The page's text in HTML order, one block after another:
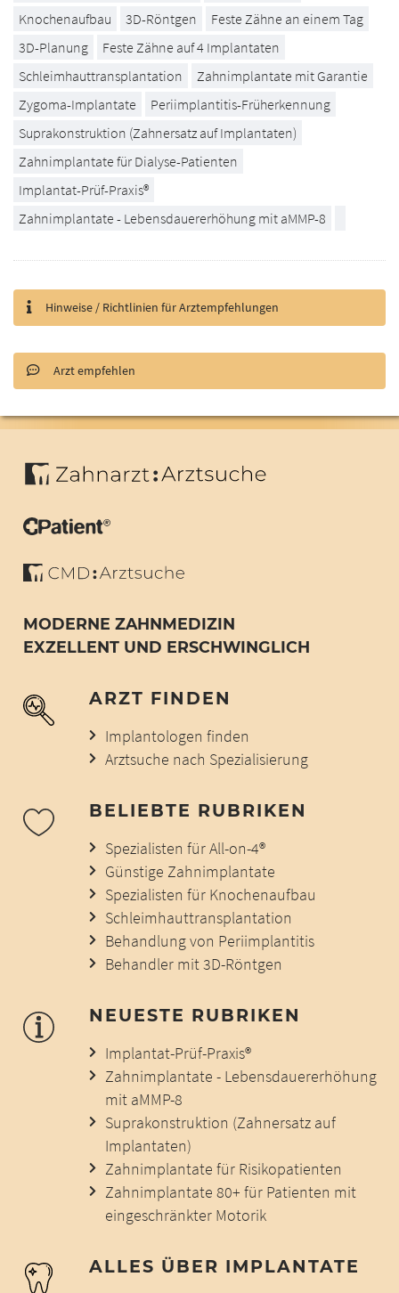
Knochenaufbau
3D-Röntgen
Feste Zähne an einem Tag
3D-Planung
Feste Zähne auf 4 Implantaten
Schleimhauttransplantation
Zahnimplantate mit Garantie
Zygoma-Implantate
Periimplantitis-Früherkennung
Suprakonstruktion (Zahnersatz auf Implantaten)
Zahnimplantate für Dialyse-Patienten
Implantat-Prüf-Praxis®
Zahnimplantate - Lebensdauererhöhung mit aMMP-8
Hinweise / Richtlinien für Arztempfehlungen
Arzt empfehlen
MODERNE ZAHNMEDIZIN
EXZELLENT UND ERSCHWINGLICH
ARZT FINDEN
Implantologen finden
Arztsuche nach Spezialisierung
BELIEBTE RUBRIKEN
Spezialisten für All-on-4®
Günstige Zahnimplantate
Spezialisten für Knochenaufbau
Schleimhauttransplantation
Behandlung von Periimplantitis
Behandler mit 3D-Röntgen
NEUESTE RUBRIKEN
Implantat-Prüf-Praxis®
Zahnimplantate - Lebensdauererhöhung
mit aMMP-8
Suprakonstruktion (Zahnersatz auf
Implantaten)
Zahnimplantate für Risikopatienten
Zahnimplantate 80+ für Patienten mit
eingeschränkter Motorik
ALLES ÜBER IMPLANTATE